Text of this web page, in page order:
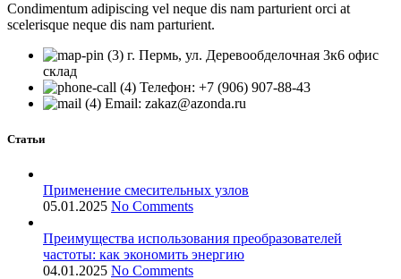
Condimentum adipiscing vel neque dis nam parturient orci at
scelerisque neque dis nam parturient.
г. Пермь, ул. Деревообделочная 3к6 офис
склад
Телефон: +7 (906) 907-88-43
Email: zakaz@azonda.ru
Статьи
Применение смесительных узлов
05.01.2025 No Comments
Преимущества использования преобразователей
частоты: как экономить энергию
04.01.2025 No Comments